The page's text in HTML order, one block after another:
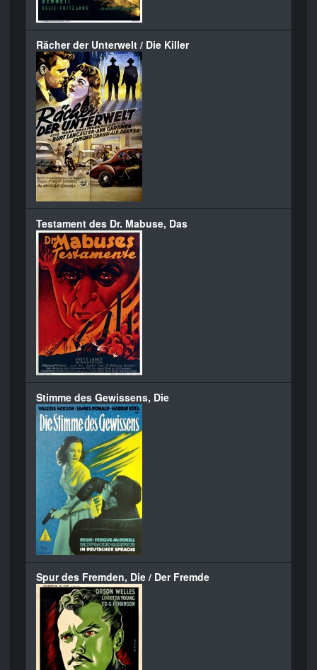
Rächer der Unterwelt / Die Killer
Testament des Dr. Mabuse, Das
Stimme des Gewissens, Die
Spur des Fremden, Die / Der Fremde